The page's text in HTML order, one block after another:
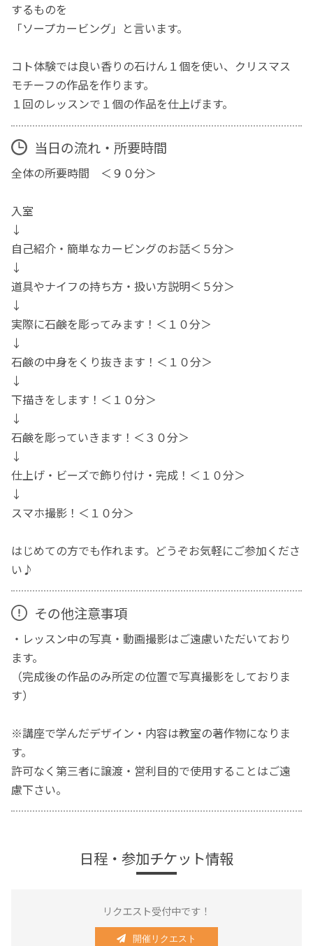
するものを
「ソープカービング」と言います。
コト体験では良い香りの石けん１個を使い、クリスマス
モチーフの作品を作ります。
１回のレッスンで１個の作品を仕上げます。
当日の流れ・所要時間
全体の所要時間 ＜９０分＞
入室
↓
自己紹介・簡単なカービングのお話＜５分＞
↓
道具やナイフの持ち方・扱い方説明＜５分＞
↓
実際に石鹸を彫ってみます！＜１０分＞
↓
石鹸の中身をくり抜きます！＜１０分＞
↓
下描きをします！＜１０分＞
↓
石鹸を彫っていきます！＜３０分＞
↓
仕上げ・ビーズで飾り付け・完成！＜１０分＞
↓
スマホ撮影！＜１０分＞
はじめての方でも作れます。どうぞお気軽にご参加くださ
い♪
その他注意事項
・レッスン中の写真・動画撮影はご遠慮いただいており
ます。
（完成後の作品のみ所定の位置で写真撮影をしておりま
す）
※講座で学んだデザイン・内容は教室の著作物になりま
す。
許可なく第三者に譲渡・営利目的で使用することはご遠
慮下さい。
日程・参加チケット情報
リクエスト受付中です！
開催リクエスト